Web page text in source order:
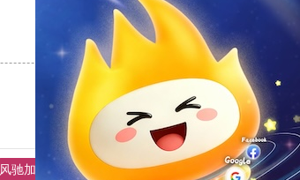
支持[0] 反对[0]
风驰加速器 旋风加速器